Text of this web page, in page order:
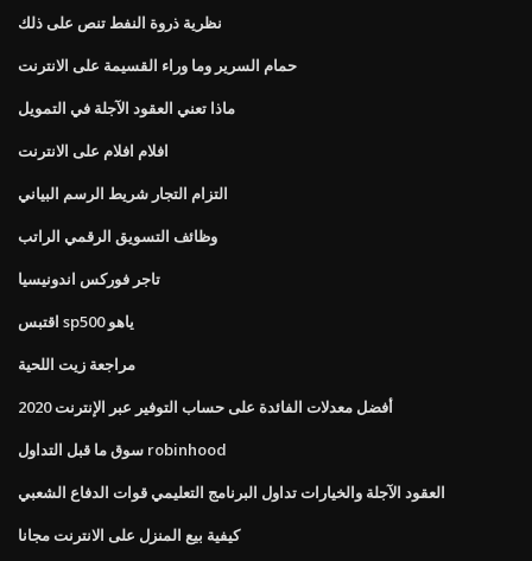
نظرية ذروة النفط تنص على ذلك
حمام السرير وما وراء القسيمة على الانترنت
ماذا تعني العقود الآجلة في التمويل
افلام افلام على الانترنت
التزام التجار شريط الرسم البياني
وظائف التسويق الرقمي الراتب
تاجر فوركس اندونيسيا
اقتبس sp500 ياهو
مراجعة زيت اللحية
أفضل معدلات الفائدة على حساب التوفير عبر الإنترنت 2020
سوق ما قبل التداول robinhood
العقود الآجلة والخيارات تداول البرنامج التعليمي قوات الدفاع الشعبي
كيفية بيع المنزل على الانترنت مجانا